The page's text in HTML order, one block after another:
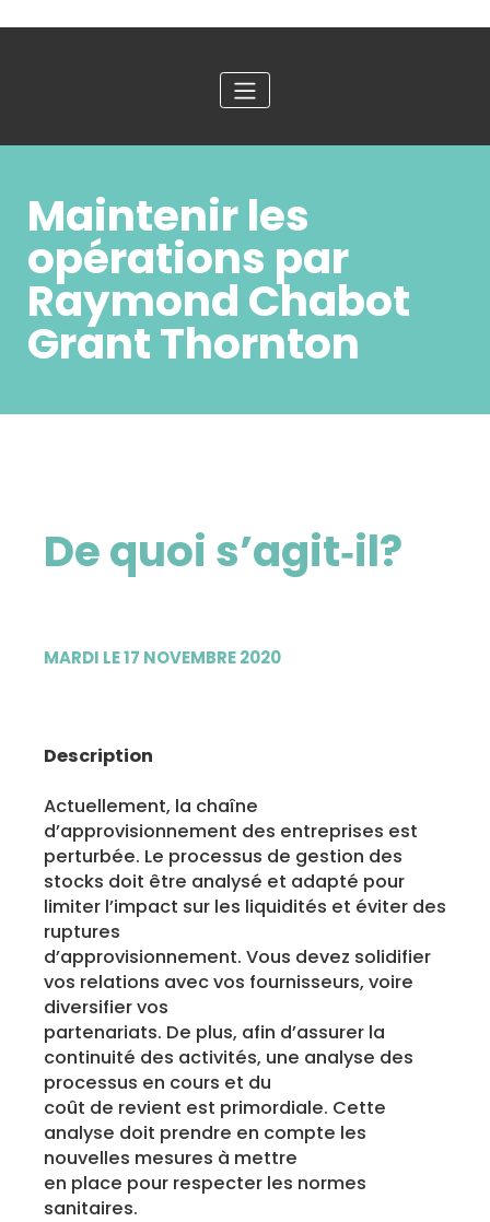
Maintenir les
opérations par
Raymond Chabot
Grant Thornton
De quoi s’agit‑il?
MARDI LE 17 NOVEMBRE 2020
Description
Actuellement, la chaîne
d’approvisionnement des entreprises est
perturbée. Le processus de gestion des
stocks doit être analysé et adapté pour
limiter l’impact sur les liquidités et éviter des
ruptures
d’approvisionnement. Vous devez solidifier
vos relations avec vos fournisseurs, voire
diversifier vos
partenariats. De plus, afin d’assurer la
continuité des activités, une analyse des
processus en cours et du
coût de revient est primordiale. Cette
analyse doit prendre en compte les
nouvelles mesures à mettre
en place pour respecter les normes
sanitaires.